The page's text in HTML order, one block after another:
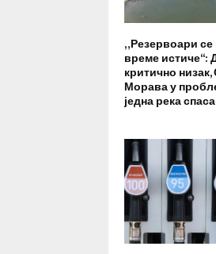
„Резервоари се
време истиче“:
критично
Морава у
једна река